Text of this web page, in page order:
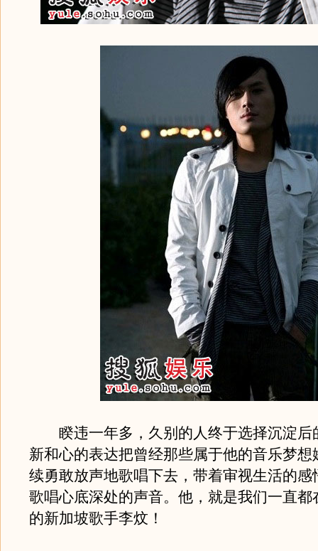
睽违一年多，久别的人终于选择沉淀后
新和心的表达把曾经那些属于他的音乐梦想
续勇敢放声地歌唱下去，带着审视生活的感
歌唱心底深处的声音。他，就是我们一直都
的新加坡歌手李炆！